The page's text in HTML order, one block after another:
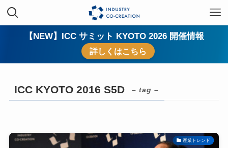
【NEW】ICC サミット KYOTO 2026 開催情報
詳しくはこちら
ICC KYOTO 2016 S5D – tag –
産業トレンド